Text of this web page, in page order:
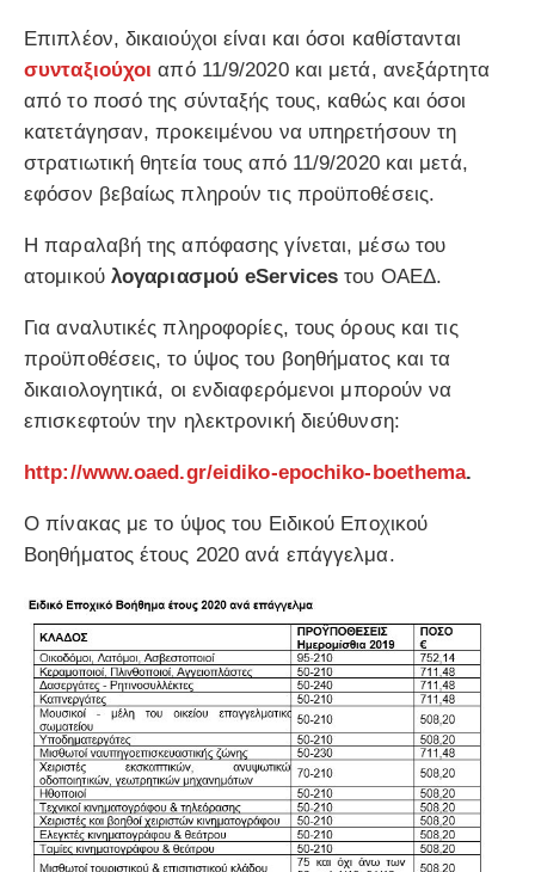
Επιπλέον, δικαιούχοι είναι και όσοι καθίστανται
συνταξιούχοι από 11/9/2020 και μετά, ανεξάρτητα
από το ποσό της σύνταξής τους, καθώς και όσοι
κατετάγησαν, προκειμένου να υπηρετήσουν τη
στρατιωτική θητεία τους από 11/9/2020 και μετά,
εφόσον βεβαίως πληρούν τις προϋποθέσεις.
Η παραλαβή της απόφασης γίνεται, μέσω του
ατομικού λογαριασμού eServices του ΟΑΕΔ.
Για αναλυτικές πληροφορίες, τους όρους και τις
προϋποθέσεις, το ύψος του βοηθήματος και τα
δικαιολογητικά, οι ενδιαφερόμενοι μπορούν να
επισκεφτούν την ηλεκτρονική διεύθυνση:
http://www.oaed.gr/eidiko-epochiko-boethema.
Ο πίνακας με το ύψος του Ειδικού Εποχικού
Βοηθήματος έτους 2020 ανά επάγγελμα.